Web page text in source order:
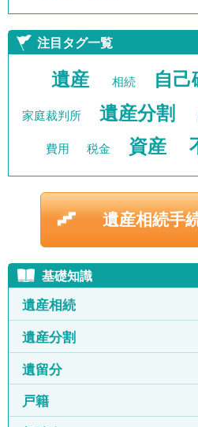
注目タグ一覧
遺産 相続 自己
家庭裁判所 遺産分割
費用 税金 資産
遺産相続手
基礎知識
遺産相続
遺産分割
遺留分
戸籍